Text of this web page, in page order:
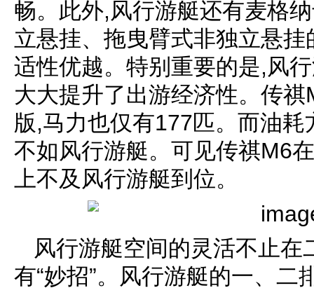
畅。此外,风行游艇还有麦格
立悬挂、拖曳臂式非独立悬
适性优越。特别重要的是,风
大大提升了出游经济性。传
版,马力也仅有177匹。而油
不如风行游艇。可见传祺M6
上不及风行游艇到位。
风行游艇空间的灵活不止
有“妙招”。风行游艇的一、二